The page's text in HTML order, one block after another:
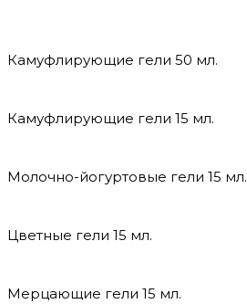
Камуфлирующие гели 50 мл.
Камуфлирующие гели 15 мл.
Молочно-йогуртовые гели 15 мл.
Цветные гели 15 мл.
Мерцающие гели 15 мл.